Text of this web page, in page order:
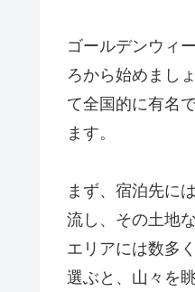
ゴールデンウィ
ろから始めまし
て全国的に有名
ます。
まず、宿泊先に
流し、その土地
エリアには数多
選ぶと、山々を